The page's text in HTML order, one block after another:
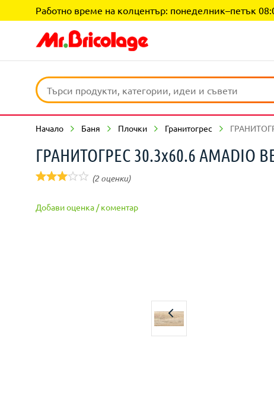
Работно време на колцентър: понеделник–петък
Начало Баня Плочки Гранитогрес
ГРАНИТОГРЕС 30.3х60.6 AMADIO
(2 оценки)
Добави оценка / коментар